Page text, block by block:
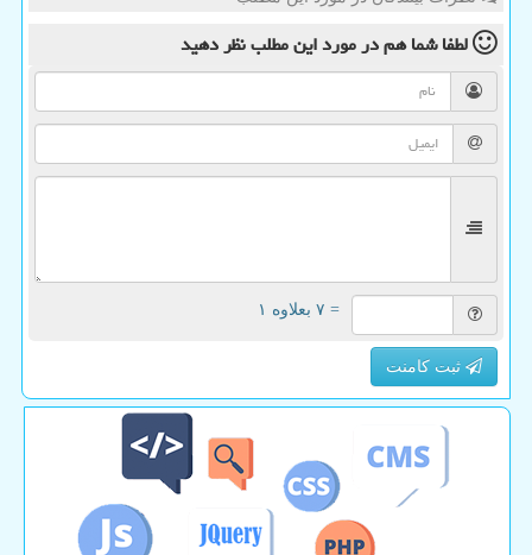
لطفا شما همدر مورد این مطلبنظر دهید
= ۷ بعلاوه ۱
ثبت کامنت